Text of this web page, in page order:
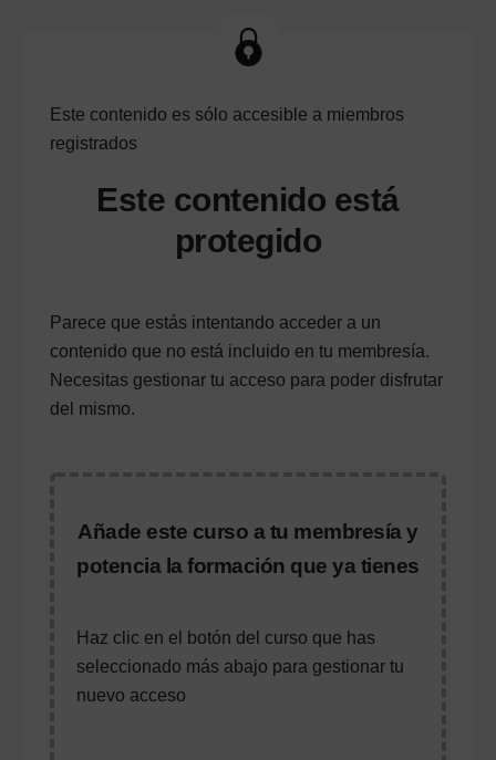
Este contenido es sólo accesible a miembros
registrados
Este contenido está
protegido
Parece que estás intentando acceder a un
contenido que no está incluido en tu membresía.
Necesitas gestionar tu acceso para poder disfrutar
del mismo.
Añade este curso a tu membresía y
potencia la formación que ya tienes
Haz clic en el botón del curso que has
seleccionado más abajo para gestionar tu
nuevo acceso